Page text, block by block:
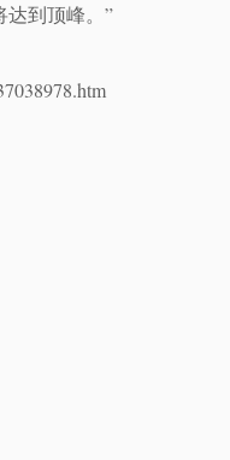
达到顶峰。”